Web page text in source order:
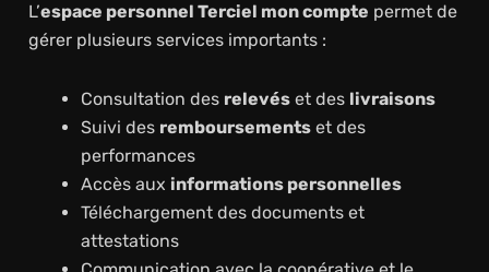
L’espace personnel Terciel mon compte permet de
gérer plusieurs services importants :
Consultation des relevéset des livraisons
Suivi des remboursementset des
performances
Accès aux informations personnelles
Téléchargement des documents et
attestations